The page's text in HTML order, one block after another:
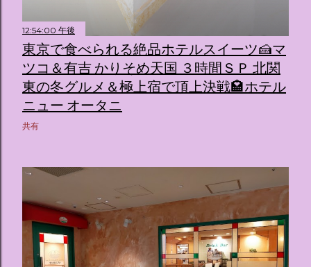
12:54:00 午後
東京で食べられる絶品ホテルスイーツ🍰マ
ツコ＆有吉 かりそめ天国 ３時間ＳＰ 北関
東の冬グルメ＆極上宿で頂上決戦🏩ホテル
ニュー オータニ
共有